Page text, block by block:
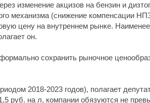
изменение акцизов на бензин и
механизма (снижение компенсации
цену на внутреннем рынке.
он.
сохранить рыночное
2018-2023 годов), полагает
руб. на л, компании обязуются не